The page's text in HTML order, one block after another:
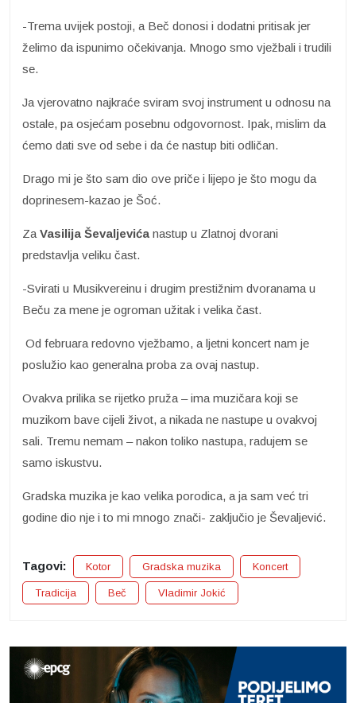
-Trema uvijek postoji, a Beč donosi i dodatni pritisak jer
želimo da ispunimo očekivanja. Mnogo smo vježbali i trudili
se.
Ja vjerovatno najkraće sviram svoj instrument u odnosu na
ostale, pa osjećam posebnu odgovornost. Ipak, mislim da
ćemo dati sve od sebe i da će nastup biti odličan.
Drago mi je što sam dio ove priče i lijepo je što mogu da
doprinesem-kazao je Šoć.
Za Vasilija Ševaljevića nastup u Zlatnoj dvorani
predstavlja veliku čast.
-Svirati u Musikvereinu i drugim prestižnim dvoranama u
Beču za mene je ogroman užitak i velika čast.
Od februara redovno vježbamo, a ljetni koncert nam je
poslužio kao generalna proba za ovaj nastup.
Ovakva prilika se rijetko pruža – ima muzičara koji se
muzikom bave cijeli život, a nikada ne nastupe u ovakvoj
sali. Tremu nemam – nakon toliko nastupa, radujem se
samo iskustvu.
Gradska muzika je kao velika porodica, a ja sam već tri
godine dio nje i to mi mnogo znači- zaključio je Ševaljević.
Tagovi: Kotor Gradska muzika Koncert
Tradicija Beč Vladimir Jokić